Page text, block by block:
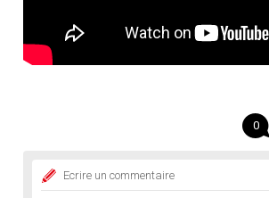
0
Ecrire un commentaire